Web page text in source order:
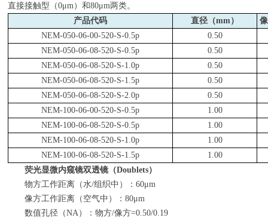
直接接触型（0μm）和80μm两类。
产品代码
直径（mm）
NEM-050-06-00-520-S-0.5p
0.50
NEM-050-06-08-520-S-0.5p
0.50
NEM-050-06-08-520-S-1.0p
0.50
NEM-050-06-08-520-S-1.5p
0.50
NEM-050-06-08-520-S-2.0p
0.50
NEM-100-06-00-520-S-0.5p
1.00
NEM-100-06-08-520-S-0.5p
1.00
NEM-100-06-08-520-S-1.0p
1.00
NEM-100-06-08-520-S-1.5p
1.00
荧光显微内窥镜双透镜（Doublets）
物方工作距离（水/组织中）：60μm
像方工作距离（空气中）：80μm
数值孔径（NA）：物方/像方=0.50/0.19